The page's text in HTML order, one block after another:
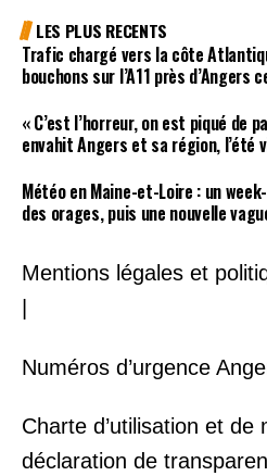
LES PLUS RECENTS
Trafic chargé vers la côte
bouchons sur l’A11 près d’Angers
« C’est l’horreur, on est piqué de
envahit Angers et sa région, l’été
Météo en Maine-et-Loire : un
des orages, puis une nouvelle
Mentions légales et
Numéros d’urgence
Charte d’utilisation et de
déclaration de